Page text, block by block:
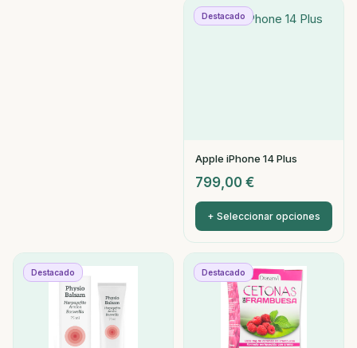
Destacado
Apple iPhone 14 Plus
799,00 €
+ Seleccionar opciones
Destacado Destacado